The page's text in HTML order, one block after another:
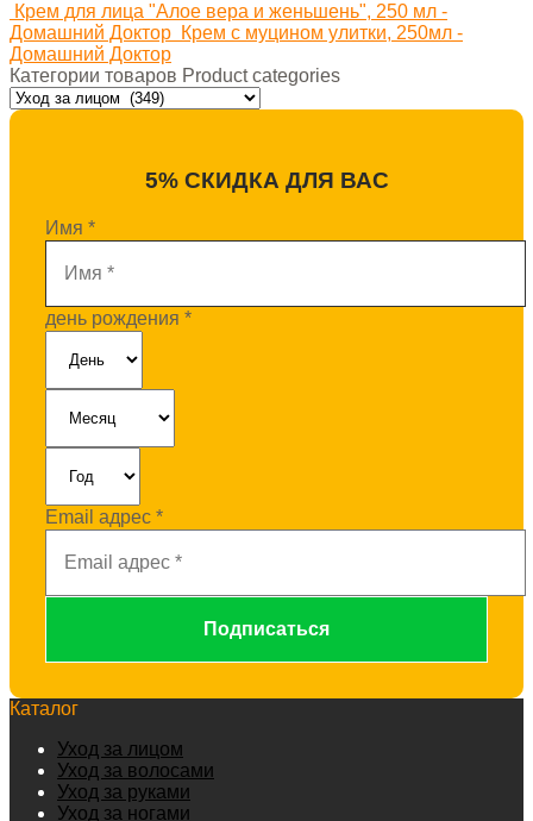
Крем для лица "Алое вера и женьшень", 250 мл -
Домашний Доктор Крем с муцином улитки, 250мл -
Домашний Доктор
Категории товаров Product categories
5% СКИДКА ДЛЯ ВАС
Имя *
день рождения *
Email адрес *
Каталог
Уход за лицом
Уход за волосами
Уход за руками
Уход за ногами